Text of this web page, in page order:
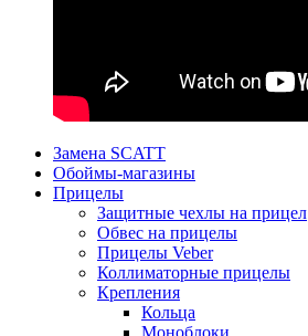
Замена SCATT
Обоймы-магазины
Прицелы
Защитные чехлы на прицел
Обвес на прицелы
Прицелы Veber
Коллиматорные прицелы
Крепления
Кольца
Моноблоки